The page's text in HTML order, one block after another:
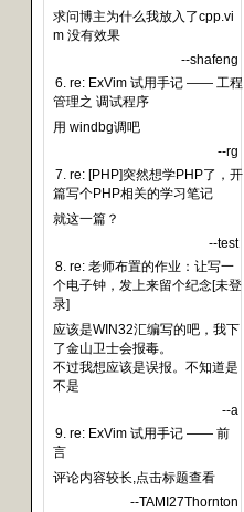
求问博主为什么我放入了cpp.vi
m 没有效果
--shafeng
6. re: ExVim 试用手记 —— 工程
管理之 调试程序
用 windbg调吧
--rg
7. re: [PHP]突然想学PHP了，开
篇写个PHP相关的学习笔记
就这一篇？
--test
8. re: 老师布置的作业：让写一
个电子钟，发上来留个纪念[未登
录]
应该是WIN32汇编写的吧，我下
了金山卫士会报毒。
不过我想应该是误报。不知道是
不是
--a
9. re: ExVim 试用手记 —— 前
言
评论内容较长,点击标题查看
--TAMI27Thornton